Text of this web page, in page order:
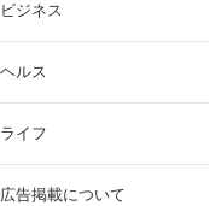
ビジネス
ヘルス
ライフ
広告掲載について